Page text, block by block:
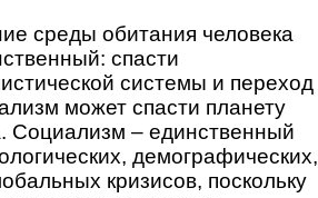
среды обитания человека
спасти
системы и переход
может спасти планету
– единственный
демографических,
кризисов, поскольку